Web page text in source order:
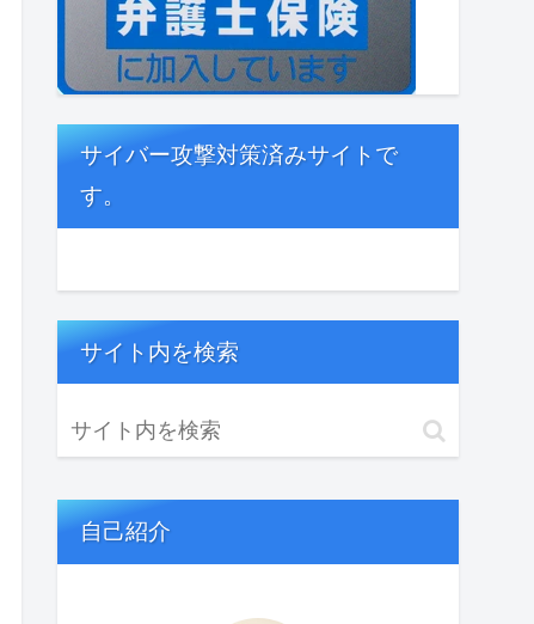
サイバー攻撃対策済みサイトで
す。
サイト内を検索
自己紹介